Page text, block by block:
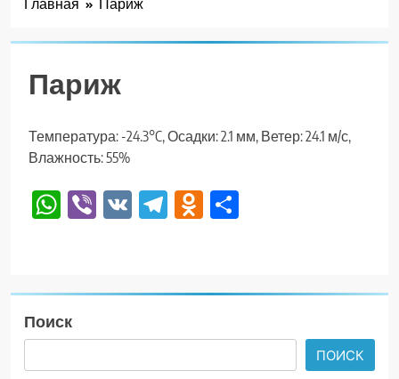
Главная Париж
Париж
Температура: -24.3°C, Осадки: 2.1 мм, Ветер: 24.1 м/с,
Влажность: 55%
WhatsApp
Viber
VK TelegramOdnoklassniki
Поиск
ПОИСК